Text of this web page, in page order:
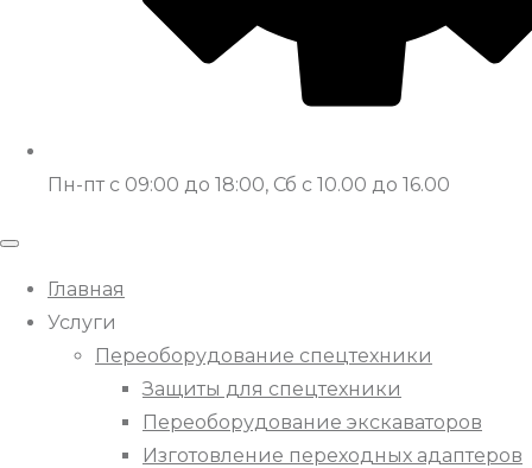
Пн-пт с 09:00 до 18:00, Сб с 10.00 до 16.00
Главная
Услуги
Переоборудование спецтехники
Защиты для спецтехники
Переоборудование экскаваторов
Изготовление переходных адаптеров